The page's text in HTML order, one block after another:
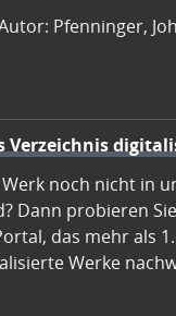
Pfenninger,
Verzeichnis
noch nicht in
Dann probieren
das mehr als
Werke